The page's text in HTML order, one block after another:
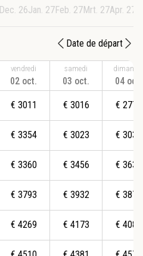
Dec. 26Jan. 27Feb. 27Mrt. 27Apr. 27
Date de départ
vendredi
02 oct.
€ 3011
€ 3354
€ 3360
€ 3793
€ 4269
samedi
03 oct.
€ 3016
€ 3023
€ 3456
€ 3932
€ 4173
04 oct.
€ 2773
€ 3039
€ 3636
€ 3876
€ 4085